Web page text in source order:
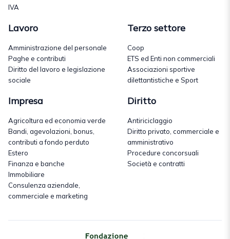
IVA
Lavoro
Amministrazione del personale
Paghe e contributi
Diritto del lavoro e legislazione
sociale
Terzo settore
Coop
ETS ed Enti non commerciali
Associazioni sportive
dilettantistiche e Sport
Impresa
Agricoltura ed economia verde
Bandi, agevolazioni, bonus,
contributi a fondo perduto
Estero
Finanza e banche
Immobiliare
Consulenza aziendale,
commerciale e marketing
Diritto
Antiriciclaggio
Diritto privato, commerciale e
amministrativo
Procedure concorsuali
Società e contratti